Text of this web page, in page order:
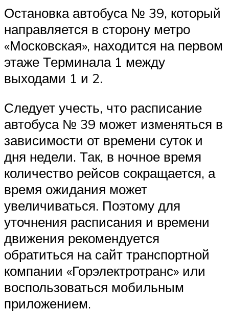
Остановка автобуса № 39, который
направляется в сторону метро
«Московская», находится на первом
этаже Терминала 1 между
выходами 1 и 2.
Следует учесть, что расписание
автобуса № 39 может изменяться в
зависимости от времени суток и
дня недели. Так, в ночное время
количество рейсов сокращается, а
время ожидания может
увеличиваться. Поэтому для
уточнения расписания и времени
движения рекомендуется
обратиться на сайт транспортной
компании «Горэлектротранс» или
воспользоваться мобильным
приложением.